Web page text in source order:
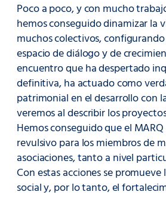
Poco a poco, y con mucho
hemos conseguido dinamizar la
muchos colectivos,
espacio de diálogo y de
encuentro que ha despertado
definitiva, ha actuado como
patrimonial en el desarrollo con
veremos al describir los
Hemos conseguido que el
revulsivo para los miembros de
asociaciones, tanto a nivel
Con estas acciones se
social y, por lo tanto, el